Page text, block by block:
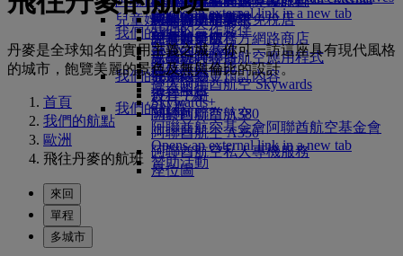
豪華經濟艙美饌
經濟艙美饌
飲品
我們的機隊
波音 777
阿聯酋航空 A380
阿聯酋航空 A350
阿聯酋航空私人專機服務
座位圖
阿聯酋航空高空免稅店
阿聯酋航空官方網路商店
兒童娛樂
兒童娛樂服務
兒童玩具
兒童活動
link in a new tab
我們的地球
營運的永續性
環境政策
環境報告
我們的社群
阿聯酋航空基金會阿聯酋航空基金會
Opens an external link in a new tab
贊助活動
Opens an external link in a new tab
我們的合作夥伴
Skywards Rail
哩程數計算器
登入阿聯酋航空 Skywards
Skywards+
特殊協助和要求
您的機上體驗
工具與資源
手機與阿聯酋航空應用程式
取消或變更預訂內容
行程中斷
關於阿聯酋航空
丹麥是全球知名的實用主義之城，你可一訪這座具有現代風格
的城市，飽覽美麗的景色及無與倫比的設計。
首頁
我們的航點
歐洲
飛往丹麥的航班
來回
單程
多城市